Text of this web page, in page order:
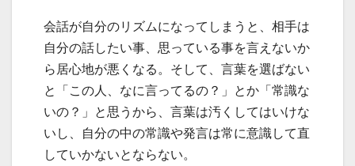
会話が自分のリズムになってしまうと、相手は
自分の話したい事、思っている事を言えないか
ら居心地が悪くなる。そして、言葉を選ばない
と「この人、なに言ってるの？」とか「常識な
いの？」と思うから、言葉は汚くしてはいけな
いし、自分の中の常識や発言は常に意識して直
していかないとならない。